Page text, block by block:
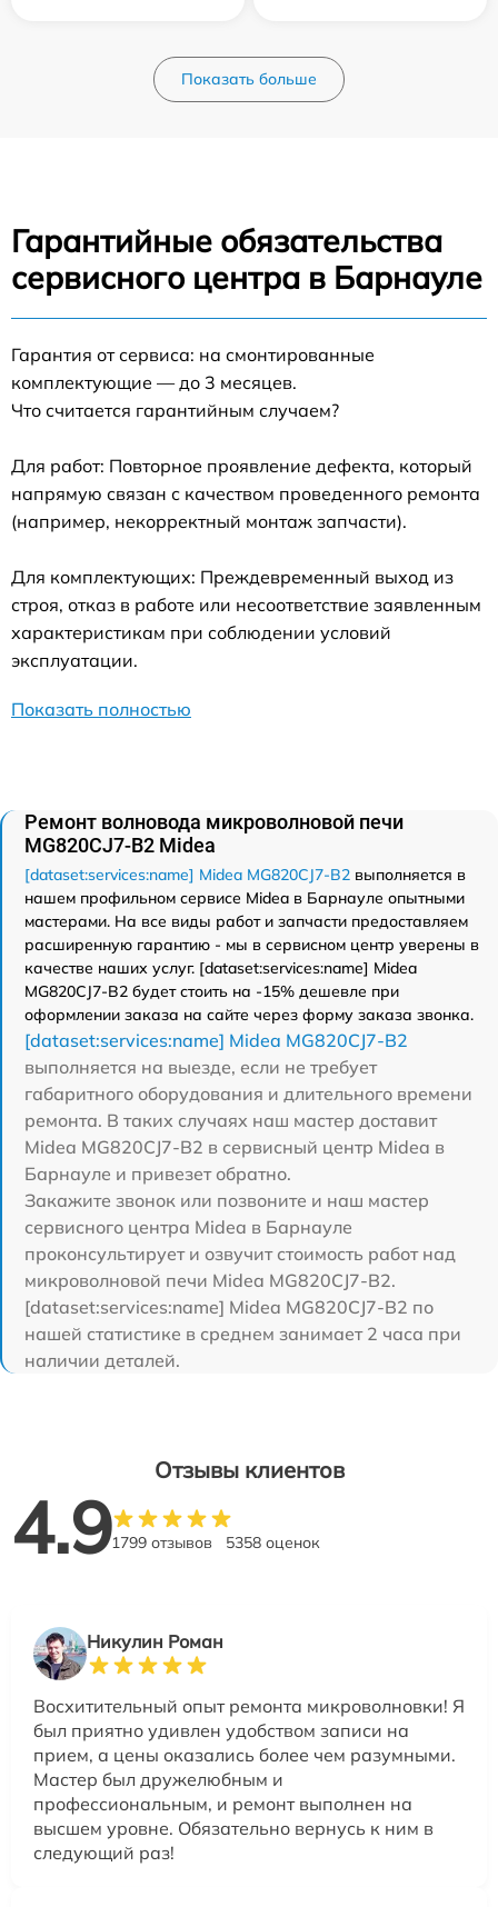
Показать больше
Гарантийные обязательства
сервисного центра в Барнауле
Гарантия от сервиса: на смонтированные
комплектующие — до 3 месяцев.
Что считается гарантийным случаем?
Для работ: Повторное проявление дефекта, который
напрямую связан с качеством проведенного ремонта
(например, некорректный монтаж запчасти).
Для комплектующих: Преждевременный выход из
строя, отказ в работе или несоответствие заявленным
характеристикам при соблюдении условий
эксплуатации.
Показать полностью
Ремонт волновода микроволновой печи
MG820CJ7-B2 Midea
[dataset:services:name] Midea MG820CJ7-B2 выполняется в
нашем профильном сервисе Midea в Барнауле опытными
мастерами. На все виды работ и запчасти предоставляем
расширенную гарантию - мы в сервисном центр уверены в
качестве наших услуг. [dataset:services:name] Midea
MG820CJ7-B2 будет стоить на -15% дешевле при
оформлении заказа на сайте через форму заказа звонка.
[dataset:services:name] Midea MG820CJ7-B2
выполняется на выезде, если не требует
габаритного оборудования и длительного времени
ремонта. В таких случаях наш мастер доставит
Midea MG820CJ7-B2 в сервисный центр Midea в
Барнауле и привезет обратно.
Закажите звонок или позвоните и наш мастер
сервисного центра Midea в Барнауле
проконсультирует и озвучит стоимость работ над
микроволновой печи Midea MG820CJ7-B2.
[dataset:services:name] Midea MG820CJ7-B2 по
нашей статистике в среднем занимает 2 часа при
наличии деталей.
Отзывы клиентов
4.91799 отзывов 5358 оценок
Никулин Роман
Восхитительный опыт ремонта микроволновки! Я
был приятно удивлен удобством записи на
прием, а цены оказались более чем разумными.
Мастер был дружелюбным и
профессиональным, и ремонт выполнен на
высшем уровне. Обязательно вернусь к ним в
следующий раз!